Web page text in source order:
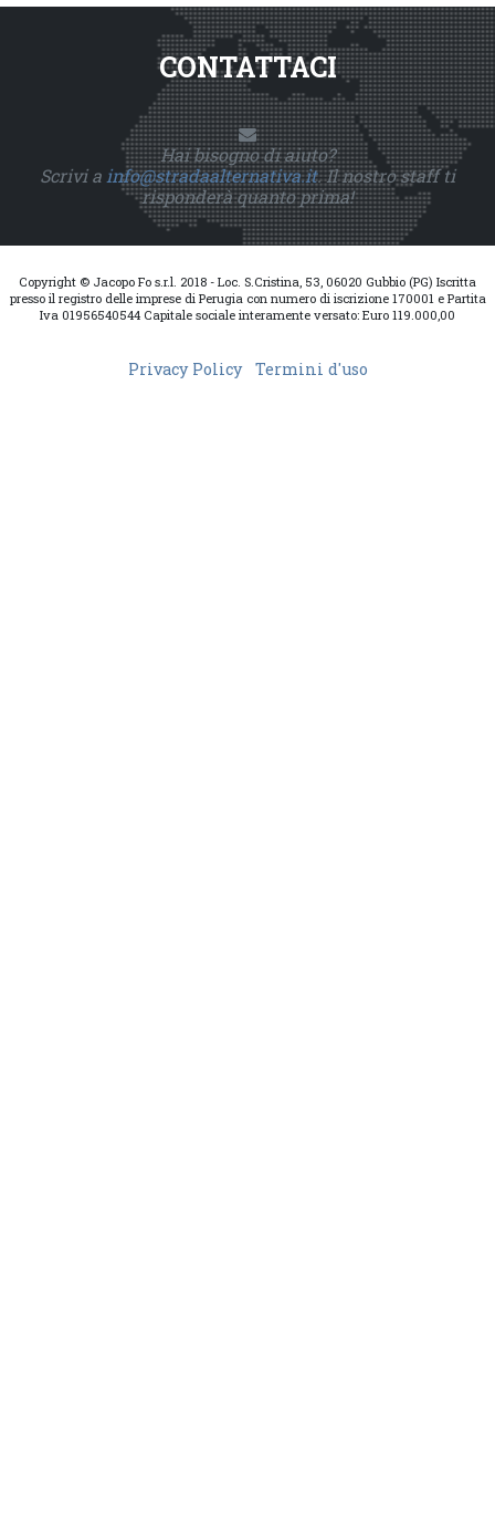
CONTATTACI
Hai bisogno di aiuto?
Scrivi a info@stradaalternativa.it. Il nostro staff ti
risponderà quanto prima!
Copyright © Jacopo Fo s.r.l. 2018 - Loc. S.Cristina, 53, 06020 Gubbio (PG) Iscritta
presso il registro delle imprese di Perugia con numero di iscrizione 170001 e Partita
Iva 01956540544 Capitale sociale interamente versato: Euro 119.000,00
Privacy Policy Termini d'uso